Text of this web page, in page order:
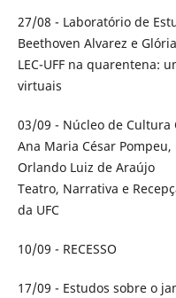
27/08 - Laboratório de
Beethoven Alvarez e
LEC-UFF na quarentena:
virtuais
03/09 - Núcleo de Cultura
Ana Maria César
Orlando Luiz de Araújo
Teatro, Narrativa e
da UFC
10/09 - RECESSO
17/09 - Estudos sobre o